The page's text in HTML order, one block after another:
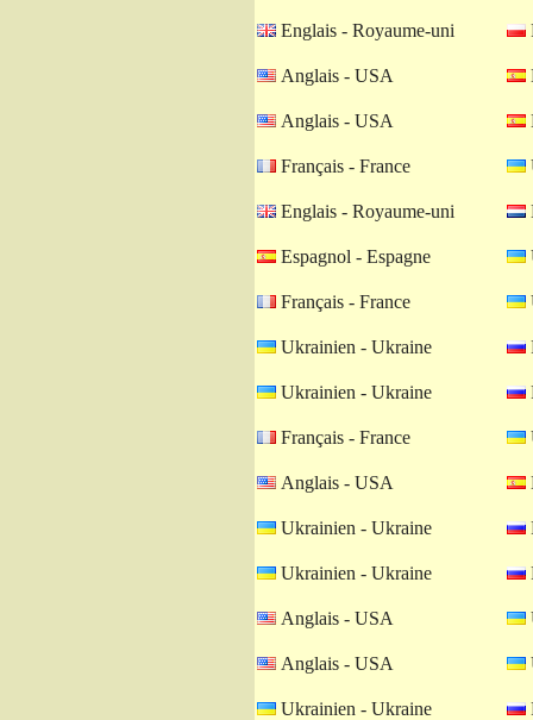
Englais - Royaume-uni
Anglais - USA
Anglais - USA
Français - France
Englais - Royaume-uni
Espagnol - Espagne
Français - France
Ukrainien - Ukraine
Ukrainien - Ukraine
Français - France
Anglais - USA
Ukrainien - Ukraine
Ukrainien - Ukraine
Anglais - USA
Anglais - USA
Ukrainien - Ukraine